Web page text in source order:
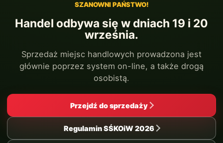
SZANOWNI PAŃSTWO!
Handel odbywa się w dniach 19 i 20
września.
Sprzedaż miejsc handlowych prowadzona jest
głównie poprzez system on-line, a także drogą
osobistą.
Przejdź do sprzedaży
Regulamin SŚKOiW 2026